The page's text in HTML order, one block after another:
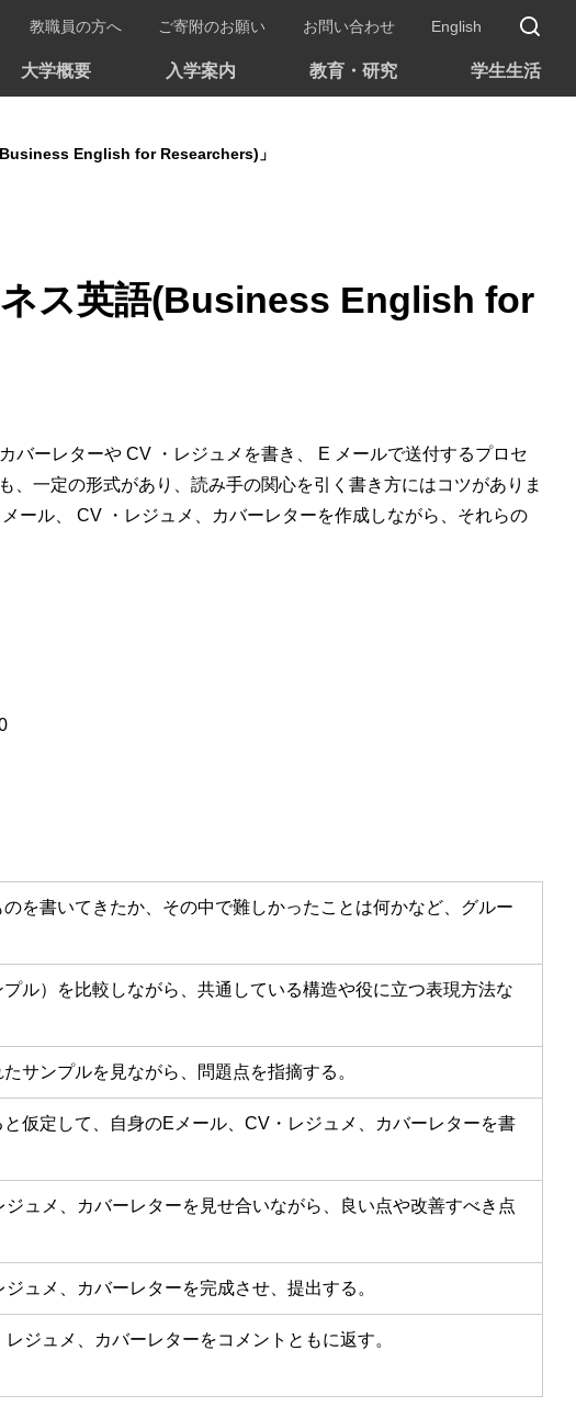
大学概要 入学案内 教育・研究 学生生活
教職員の方へ ご寄附のお願い お問い合わせ English
English for Researchers)」
ス英語(Business English for
バーレターや CV ・レジュメを書き、 E メールで送付するプロセ
一定の形式があり、読み手の関心を引く書き方にはコツがありま
ール、 CV ・レジュメ、カバーレターを作成しながら、それらの
を書いてきたか、その中で難しかったことは何かなど、グルー
ル）を比較しながら、共通している構造や役に立つ表現方法な
サンプルを見ながら、問題点を指摘する。
仮定して、自身のEメール、CV・レジュメ、カバーレターを書
ュメ、カバーレターを見せ合いながら、良い点や改善すべき点
ュメ、カバーレターを完成させ、提出する。
ジュメ、カバーレターをコメントともに返す。